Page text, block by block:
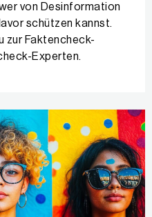
von Desinformation
schützen kannst.
zur Faktencheck-
Experten.